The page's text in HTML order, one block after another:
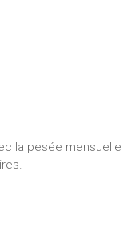
la pesée mensuelle